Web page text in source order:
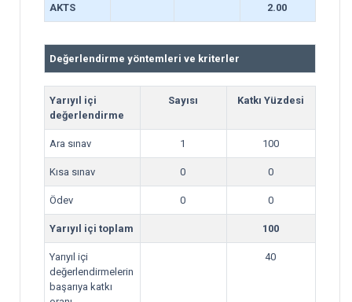
AKTS 2.00
Değerlendirme yöntemleri ve kriterler
Yarıyıl içi
değerlendirme
Sayısı Katkı Yüzdesi
Ara sınav 1 100
Kısa sınav 0 0
Ödev 0 0
Yarıyıl içi toplam 100
Yarıyıl içi
değerlendirmelerin
başarıya katkı
40